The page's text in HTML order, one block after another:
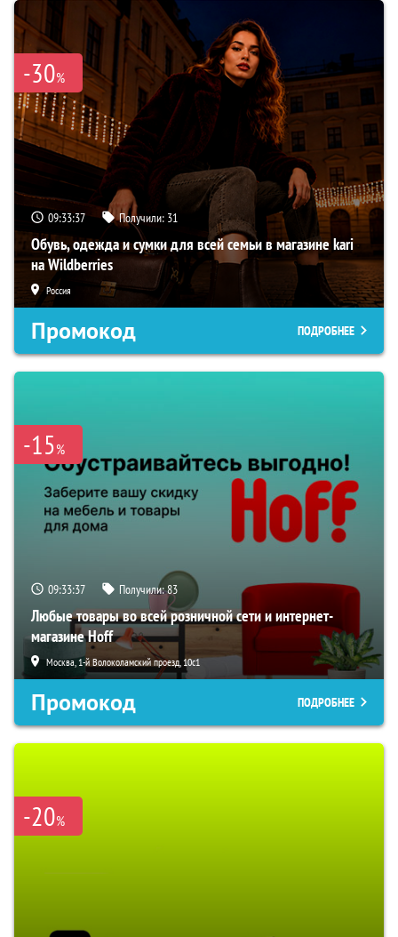
-30%
09:33:36 Получили: 31
Обувь, одежда и сумки для всей семьи в магазине kari
на Wildberries
Россия
Промокод ПОДРОБНЕЕ
-15%
09:33:36 Получили:83
Любые товары во всей розничной сети и интернет-
магазине Hoff
Москва, 1-й Волоколамский проезд, 10с1
Промокод ПОДРОБНЕЕ
-20%